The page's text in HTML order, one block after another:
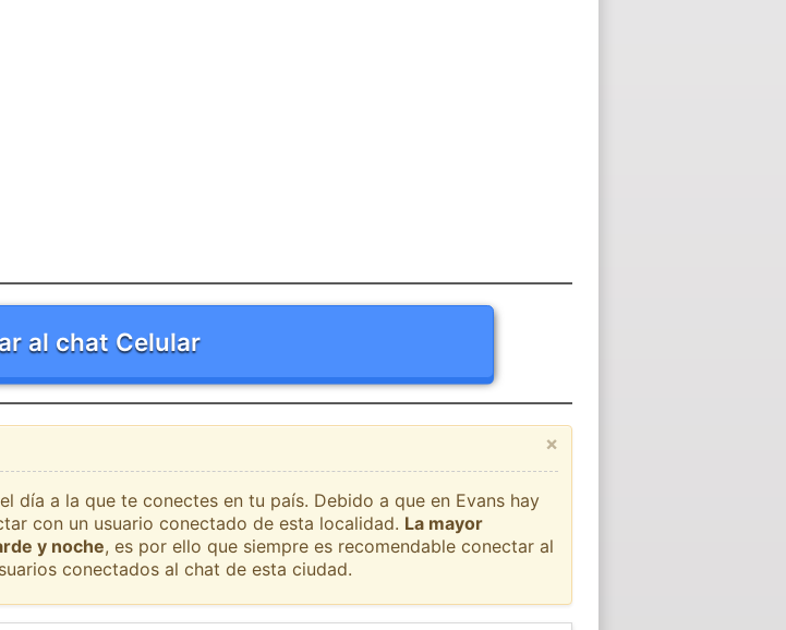
al chat Celular
×
día a la que te conectes en tu país. Debido a que en Evans hay
con un usuario conectado de esta localidad. La mayor
y noche, es por ello que siempre es recomendable conectar al
conectados al chat de esta ciudad.